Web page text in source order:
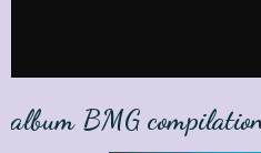
album BMG